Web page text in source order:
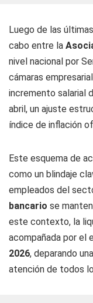
Luego de las
cabo entre la
nivel nacional por
cámaras
incremento salarial
abril, un ajuste
índice de inflación
Este esquema de
como un blindaje
empleados del
bancario se
este contexto, la
acompañada por el
2026, deparando
atención de todos